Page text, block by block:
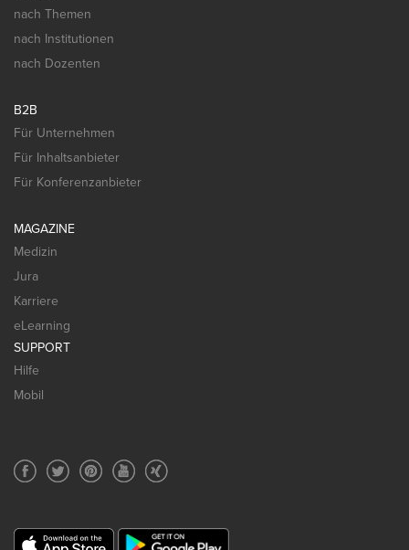
nach Themen
nach Institutionen
nach Dozenten
B2B
Für Unternehmen
Für Inhaltsanbieter
Für Konferenzanbieter
MAGAZINE
Medizin
Jura
Karriere
eLearning
SUPPORT
Hilfe
Mobil